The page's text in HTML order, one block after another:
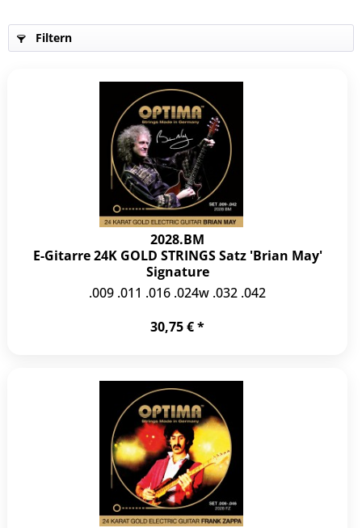
Filtern
2028.BM
E-Gitarre 24K GOLD STRINGS Satz 'Brian May'
Signature
.009 .011 .016 .024w .032 .042
30,75 € *